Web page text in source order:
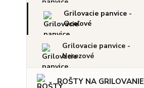
Grilovacie panvice -
Oceľové
Grilovacie panvice -
Nerezové
ROŠTY NA GRILOVANIE